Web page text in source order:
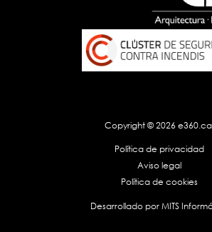
Copyright © 2026
Política de privacidad
Aviso legal
Política de cookies
Desarrollado porMITS